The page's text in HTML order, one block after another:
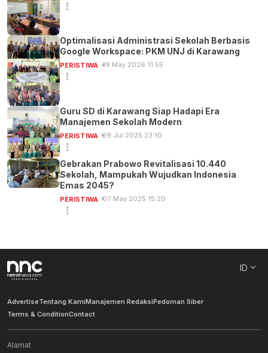
Optimalisasi Administrasi Sekolah Berbasis
Google Workspace: PKM UNJ di Karawang
PERISTIWA 19 May 2026 11:55
Guru SD di Karawang Siap Hadapi Era
Manajemen Sekolah Modern
PERISTIWA 29 Jul 2025 23:10
Gebrakan Prabowo Revitalisasi 10.440
Sekolah, Mampukah Wujudkan Indonesia
Emas 2045?
PERISTIWA 07 May 2025 15:20
ID
AdvertiseTentang KamiManajemen RedaksiPedoman Siber
Terms & ConditionContact
Alamat